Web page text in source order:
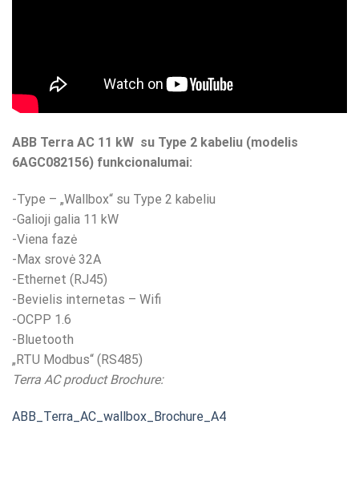
ABB Terra AC 11 kW su Type 2 kabeliu (modelis
6AGC082156) funkcionalumai:
-Type – „Wallbox“ su Type 2 kabeliu
-Galioji galia 11 kW
-Viena fazė
-Max srovė 32A
-Ethernet (RJ45)
-Bevielis internetas – Wifi
-OCPP 1.6
-Bluetooth
„RTU Modbus“ (RS485)
Terra AC product Brochure:
ABB_Terra_AC_wallbox_Brochure_A4